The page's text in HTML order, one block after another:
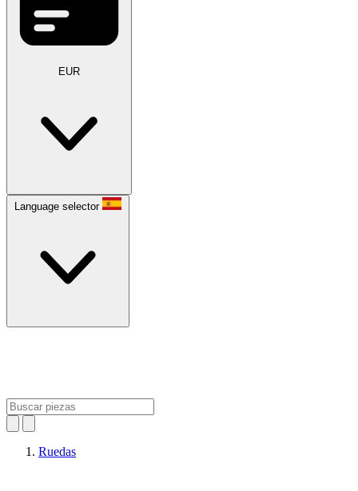
EUR
Language selector
Ruedas